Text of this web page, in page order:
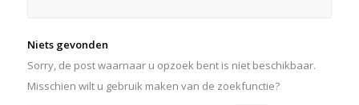
Niets gevonden
Sorry, de post waarnaar u opzoek bent is niet beschikbaar.
Misschien wilt u gebruik maken van de zoekfunctie?